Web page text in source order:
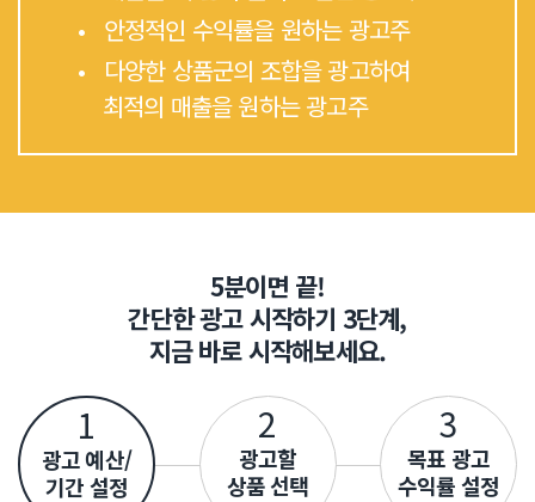
• 안정적인 수익률을 원하는 광고주
• 다양한 상품군의 조합을 광고하여
최적의 매출을 원하는 광고주
5분이면 끝!
간단한 광고 시작하기 3단계,
지금 바로 시작해보세요.
1
광고 예산/
기간 설정
2
광고할
상품 선택
3
목표 광고
수익률 설정